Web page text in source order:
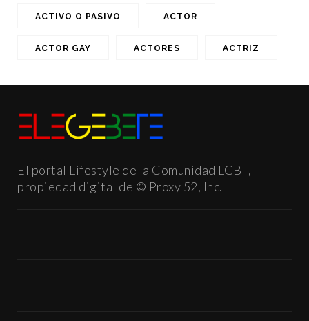
ACTIVO O PASIVO ACTOR
ACTOR GAY ACTORES ACTRIZ
El portal Lifestyle de la Comunidad LGBT,
propiedad digital de © Proxy 52, Inc.